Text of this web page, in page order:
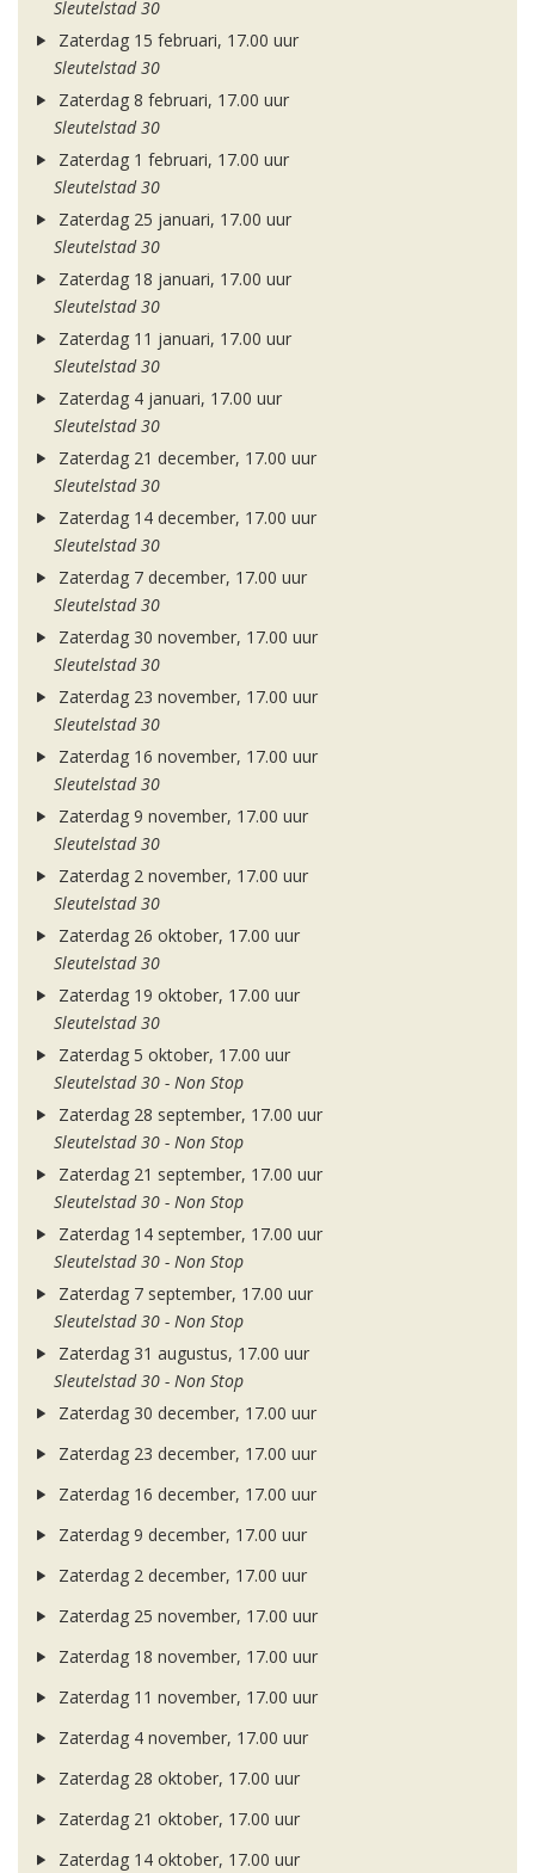
Sleutelstad 30
Zaterdag 15 februari, 17.00 uur
Sleutelstad 30
Zaterdag 8 februari, 17.00 uur
Sleutelstad 30
Zaterdag 1 februari, 17.00 uur
Sleutelstad 30
Zaterdag 25 januari, 17.00 uur
Sleutelstad 30
Zaterdag 18 januari, 17.00 uur
Sleutelstad 30
Zaterdag 11 januari, 17.00 uur
Sleutelstad 30
Zaterdag 4 januari, 17.00 uur
Sleutelstad 30
Zaterdag 21 december, 17.00 uur
Sleutelstad 30
Zaterdag 14 december, 17.00 uur
Sleutelstad 30
Zaterdag 7 december, 17.00 uur
Sleutelstad 30
Zaterdag 30 november, 17.00 uur
Sleutelstad 30
Zaterdag 23 november, 17.00 uur
Sleutelstad 30
Zaterdag 16 november, 17.00 uur
Sleutelstad 30
Zaterdag 9 november, 17.00 uur
Sleutelstad 30
Zaterdag 2 november, 17.00 uur
Sleutelstad 30
Zaterdag 26 oktober, 17.00 uur
Sleutelstad 30
Zaterdag 19 oktober, 17.00 uur
Sleutelstad 30
Zaterdag 5 oktober, 17.00 uur
Sleutelstad 30 - Non Stop
Zaterdag 28 september, 17.00 uur
Sleutelstad 30 - Non Stop
Zaterdag 21 september, 17.00 uur
Sleutelstad 30 - Non Stop
Zaterdag 14 september, 17.00 uur
Sleutelstad 30 - Non Stop
Zaterdag 7 september, 17.00 uur
Sleutelstad 30 - Non Stop
Zaterdag 31 augustus, 17.00 uur
Sleutelstad 30 - Non Stop
Zaterdag 30 december, 17.00 uur
Zaterdag 23 december, 17.00 uur
Zaterdag 16 december, 17.00 uur
Zaterdag 9 december, 17.00 uur
Zaterdag 2 december, 17.00 uur
Zaterdag 25 november, 17.00 uur
Zaterdag 18 november, 17.00 uur
Zaterdag 11 november, 17.00 uur
Zaterdag 4 november, 17.00 uur
Zaterdag 28 oktober, 17.00 uur
Zaterdag 21 oktober, 17.00 uur
Zaterdag 14 oktober, 17.00 uur